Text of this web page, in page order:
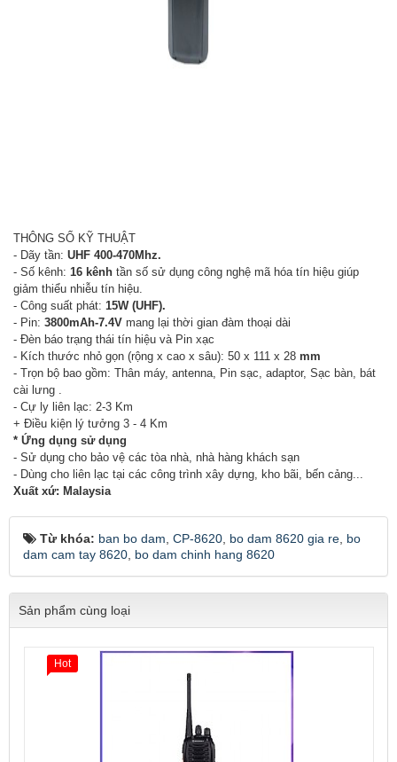
THÔNG SỐ KỸ THUẬT
- Dãy tần: UHF 400-470Mhz.
- Số kênh: 16 kênh tần số sử dụng công nghệ mã hóa tín hiệu giúp
giảm thiểu nhiễu tín hiệu.
- Công suất phát: 15W (UHF).
- Pin: 3800mAh-7.4V mang lại thời gian đàm thoại dài
- Đèn báo trạng thái tín hiệu và Pin xạc
- Kích thước nhỏ gọn (rộng x cao x sâu): 50 x 111 x 28 mm
- Trọn bộ bao gồm: Thân máy, antenna, Pin sạc, adaptor, Sạc bàn, bát
cài lưng .
- Cự ly liên lạc: 2-3 Km
+ Điều kiện lý tưởng 3 - 4 Km
* Ứng dụng sử dụng
- Sử dụng cho bảo vệ các tòa nhà, nhà hàng khách sạn
- Dùng cho liên lạc tại các công trình xây dựng, kho bãi, bến cảng...
Xuất xứ: Malaysia
Từ khóa: ban bo dam CP-8620 bo dam 8620 gia re bo
dam cam tay 8620 bo dam chinh hang 8620
Sản phẩm cùng loại
Hot